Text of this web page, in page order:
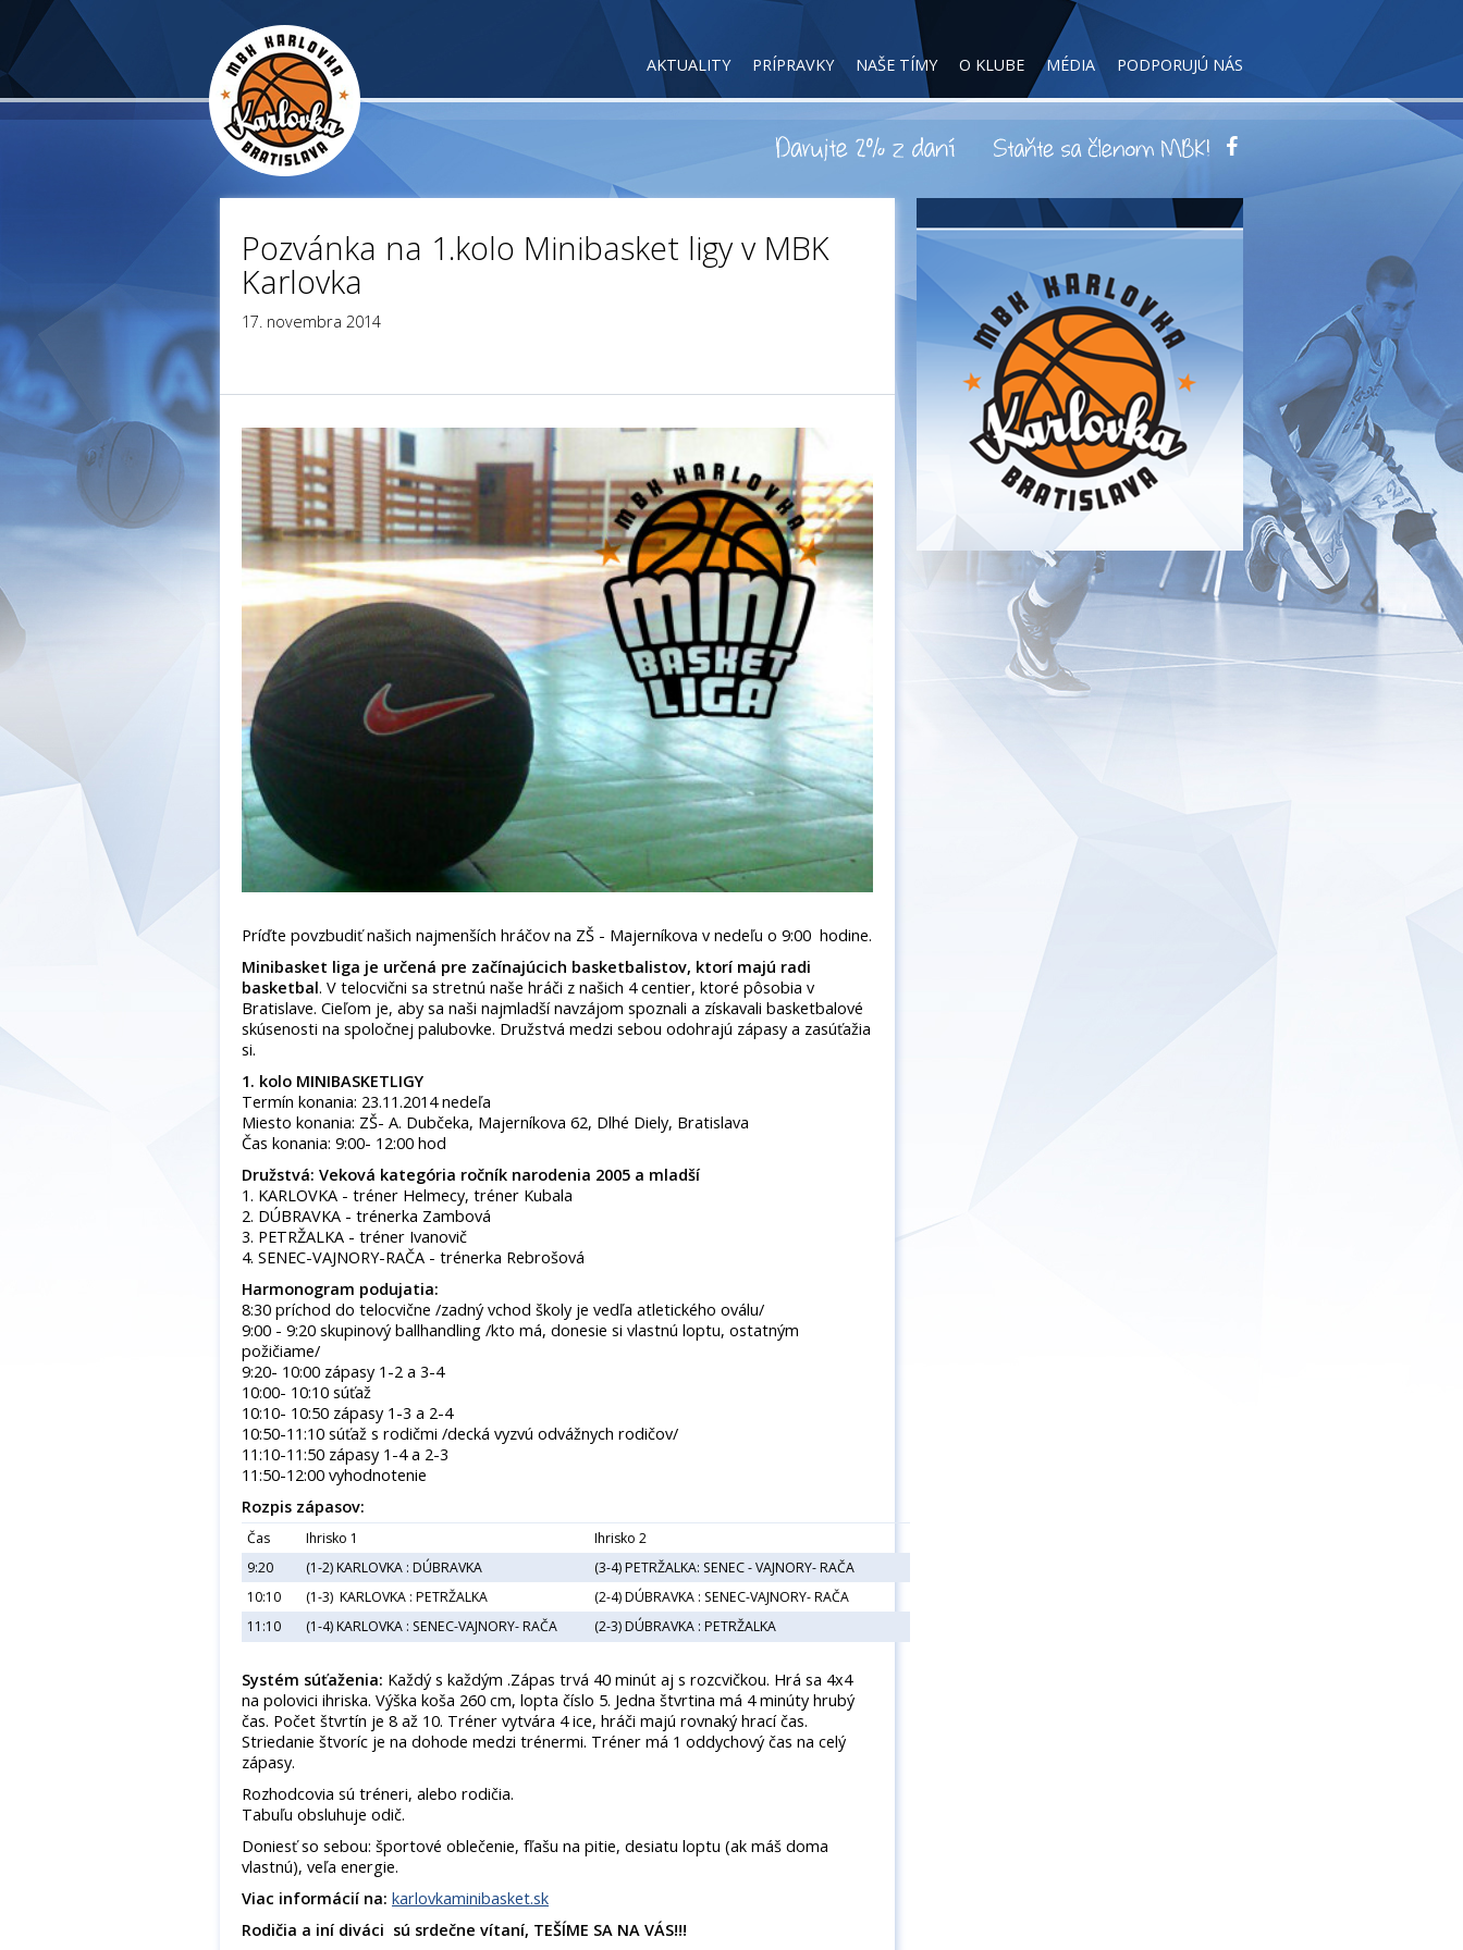
AKTUALITY PRÍPRAVKY NAŠE TÍMY O KLUBE MÉDIA PODPORUJÚ NÁS
Pozvánka na 1.kolo Minibasket ligy v MBK
Karlovka
17. novembra 2014
Príďte povzbudiť našich najmenších hráčov na ZŠ - Majerníkova v nedeľu o 9:00 hodine.
Minibasket liga je určená pre začínajúcich basketbalistov, ktorí majú radi
basketbal. V telocvični sa stretnú naše hráči z našich 4 centier, ktoré pôsobia v
Bratislave. Cieľom je, aby sa naši najmladší navzájom spoznali a získavali basketbalové
skúsenosti na spoločnej palubovke. Družstvá medzi sebou odohrajú zápasy a zasúťažia
si.
1. kolo MINIBASKETLIGY
Termín konania: 23.11.2014 nedeľa
Miesto konania: ZŠ- A. Dubčeka, Majerníkova 62, Dlhé Diely, Bratislava
Čas konania: 9:00- 12:00 hod
Družstvá: Veková kategória ročník narodenia 2005 a mladší
1. KARLOVKA - tréner Helmecy, tréner Kubala
2. DÚBRAVKA - trénerka Zambová
3. PETRŽALKA - tréner Ivanovič
4. SENEC-VAJNORY-RAČA - trénerka Rebrošová
Harmonogram podujatia:
8:30 príchod do telocvične /zadný vchod školy je vedľa atletického oválu/
9:00 - 9:20 skupinový ballhandling /kto má, donesie si vlastnú loptu, ostatným
požičiame/
9:20- 10:00 zápasy 1-2 a 3-4
10:00- 10:10 súťaž
10:10- 10:50 zápasy 1-3 a 2-4
10:50-11:10 súťaž s rodičmi /decká vyzvú odvážnych rodičov/
11:10-11:50 zápasy 1-4 a 2-3
11:50-12:00 vyhodnotenie
Rozpis zápasov:
Čas Ihrisko 1
Ihrisko 2
9:20
(1-2) KARLOVKA : DÚBRAVKA
(3-4) PETRŽALKA: SENEC - VAJNORY- RAČA
10:10
(1-3) KARLOVKA : PETRŽALKA
(2-4) DÚBRAVKA : SENEC-VAJNORY- RAČA
11:10
(1-4) KARLOVKA : SENEC-VAJNORY- RAČA (2-3) DÚBRAVKA : PETRŽALKA
Systém súťaženia: Každý s každým .Zápas trvá 40 minút aj s rozcvičkou. Hrá sa 4x4
na polovici ihriska. Výška koša 260 cm, lopta číslo 5. Jedna štvrtina má 4 minúty hrubý
čas. Počet štvrtín je 8 až 10. Tréner vytvára 4 ice, hráči majú rovnaký hrací čas.
Striedanie štvoríc je na dohode medzi trénermi. Tréner má 1 oddychový čas na celý
zápasy.
Rozhodcovia sú tréneri, alebo rodičia.
Tabuľu obsluhuje odič.
Doniesť so sebou: športové oblečenie, fľašu na pitie, desiatu loptu (ak máš doma
vlastnú), veľa energie.
Viac informácií na: karlovkaminibasket.sk
Rodičia a iní diváci sú srdečne vítaní, TEŠÍME SA NA VÁS!!!